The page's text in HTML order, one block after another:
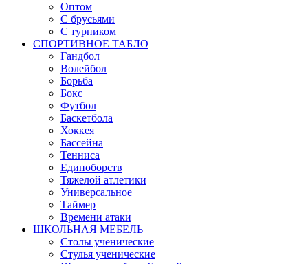
Оптом
С брусьями
С турником
СПОРТИВНОЕ ТАБЛО
Гандбол
Волейбол
Борьба
Бокс
Футбол
Баскетбола
Хоккея
Бассейна
Тенниса
Единоборств
Тяжелой атлетики
Универсальное
Таймер
Времени атаки
ШКОЛЬНАЯ МЕБЕЛЬ
Столы ученические
Стулья ученические